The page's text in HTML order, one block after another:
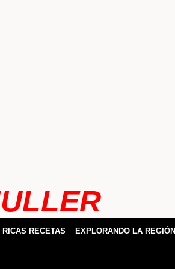
RICAS RECETAS EXPLORANDO LA REGIÓN